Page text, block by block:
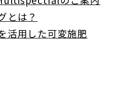
とは？
活用した可変施肥